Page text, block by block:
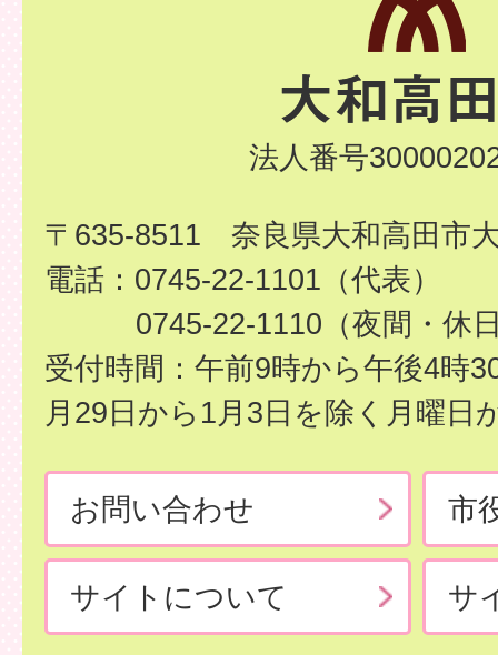
法人番号
〒635-8511 奈良県大和高田市
電話：0745-22-1101（代表）
0745-22-1110（夜間・休
受付時間：午前9時から午後4時
月29日から1月3日を除く月曜日
お問い合わせ 市
サイトについて サ